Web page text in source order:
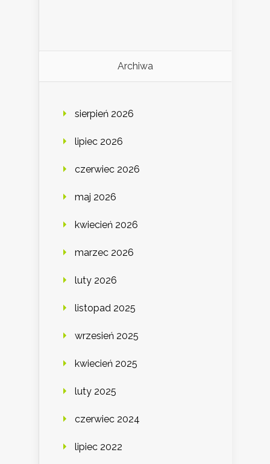
Archiwa
sierpień 2026
lipiec 2026
czerwiec 2026
maj 2026
kwiecień 2026
marzec 2026
luty 2026
listopad 2025
wrzesień 2025
kwiecień 2025
luty 2025
czerwiec 2024
lipiec 2022